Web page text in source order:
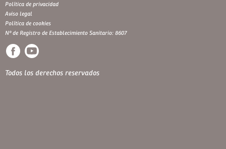
Política de privacidad
Aviso legal
Política de cookies
Nº de Registro de Establecimiento Sanitario: 8607
Todos los derechos reservados